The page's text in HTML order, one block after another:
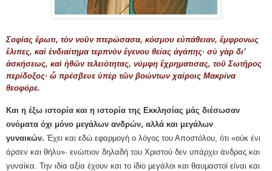
Σοφίας ἔρωτι, τὸν νοῦν πτερώσασα, κόσμου εὐπάθειαν, ἔμφρονως
ἔλιπες, καὶ ἐνδιαίτημα τερπνὸν ἔγενου θείας ἀγάπης· σὺ γὰρ δι’
ἀσκήσεως, καὶ ἠθῶν τελειότητας, νύμφη ἔχρηματισας, τοῦ Σωτῆρος
περίδοξος· ὦ πρέσβευε ὑπὲρ τῶν βοώντων χαίροις Μακρίνα
θεοφόρε.
Και η έξω ιστορία και η ιστορία της Εκκλησίας μάς διέσωσαν
ονόματα όχι μόνο μεγάλων ανδρών, αλλά και μεγάλων
γυναικών. Έχει και εδώ εφαρμογή ο λόγος του Αποστόλου, ότι «ούκ ένι
άρσεν και θήλυ»· ενώπιον δηλα­δή του Χριστού δεν υπάρχει άνδρας και
γυναίκα. Την ιδία αξία έχουν και το ίδιο μεγάλοι και θαυμαστοί είναι και